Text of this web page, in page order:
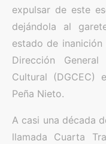
expulsar de este
dejándola al
estado de
Dirección
Cultural (DGCEC)
Peña Nieto.
A casi una década
llamada Cuarta